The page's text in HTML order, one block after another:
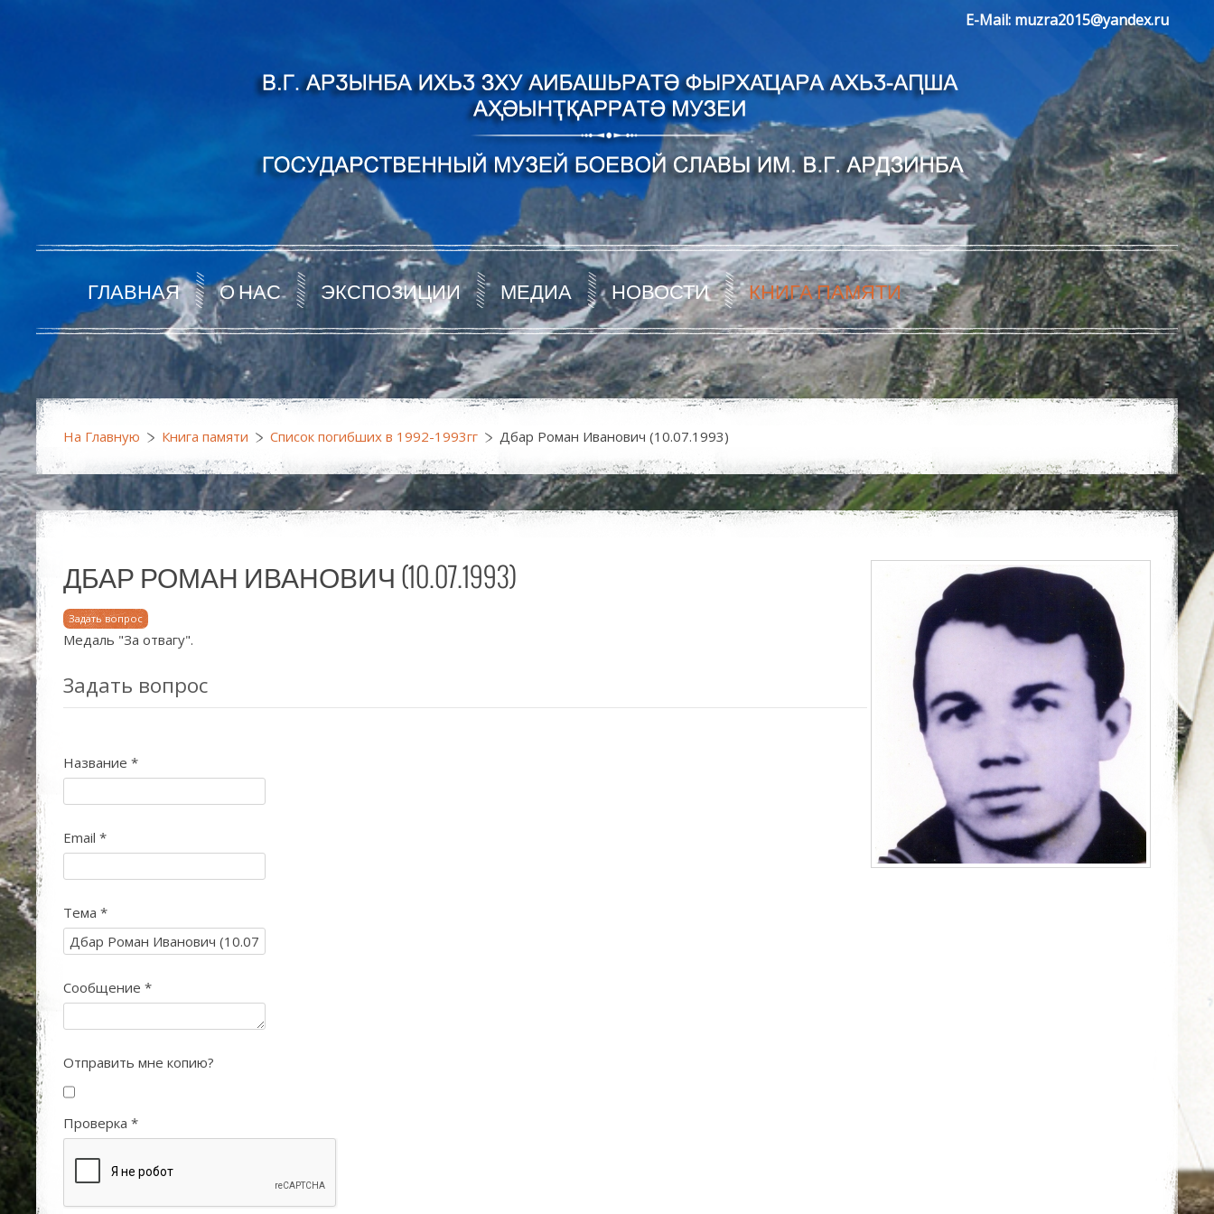
E-Mail: muzra2015@yandex.ru
ГЛАВНАЯ О НАС ЭКСПОЗИЦИИ МЕДИА НОВОСТИ КНИГА ПАМЯТИ
На Главную Книга памяти Список погибших в 1992-1993гг Дбар Роман Иванович (10.07.1993)
ДБАР РОМАН ИВАНОВИЧ (10.07.1993)
Задать вопрос
Медаль "За отвагу".
Задать вопрос
Название *
Email *
Тема *
Сообщение *
Отправить мне копию?
Проверка *